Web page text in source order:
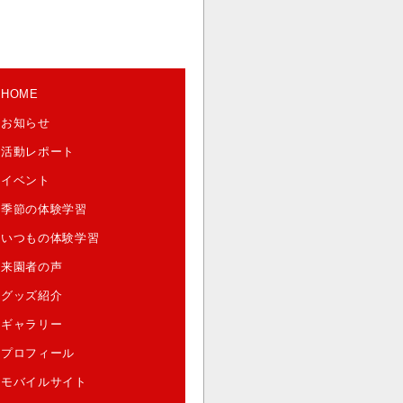
HOME
お知らせ
活動レポート
イベント
季節の体験学習
いつもの体験学習
来園者の声
グッズ紹介
ギャラリー
プロフィール
モバイルサイト